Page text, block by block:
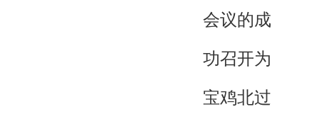
会议的成
功召开为
宝鸡北过